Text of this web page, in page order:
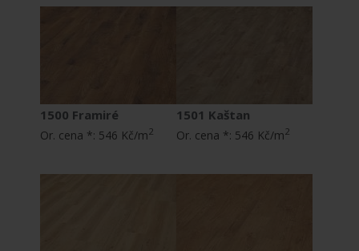
1500 Framiré
Or. cena *: 546 Kč/m2
1501 Kaštan
Or. cena *: 546 Kč/m2